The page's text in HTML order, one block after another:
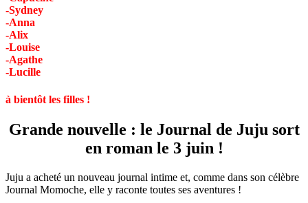
-Sydney
-Anna
-Alix
-Louise
-Agathe
-Lucille
à bientôt les filles !
Grande nouvelle : le Journal de Juju sort
en roman le 3 juin !
Juju a acheté un nouveau journal intime et, comme dans son célèbre
Journal Momoche, elle y raconte toutes ses aventures !